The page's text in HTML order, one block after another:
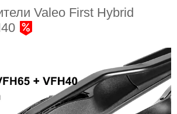
Valeo First Hybrid